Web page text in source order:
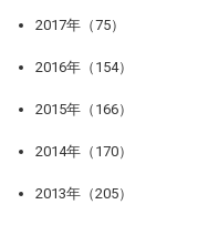
2017年（75）
2016年（154）
2015年（166）
2014年（170）
2013年（205）